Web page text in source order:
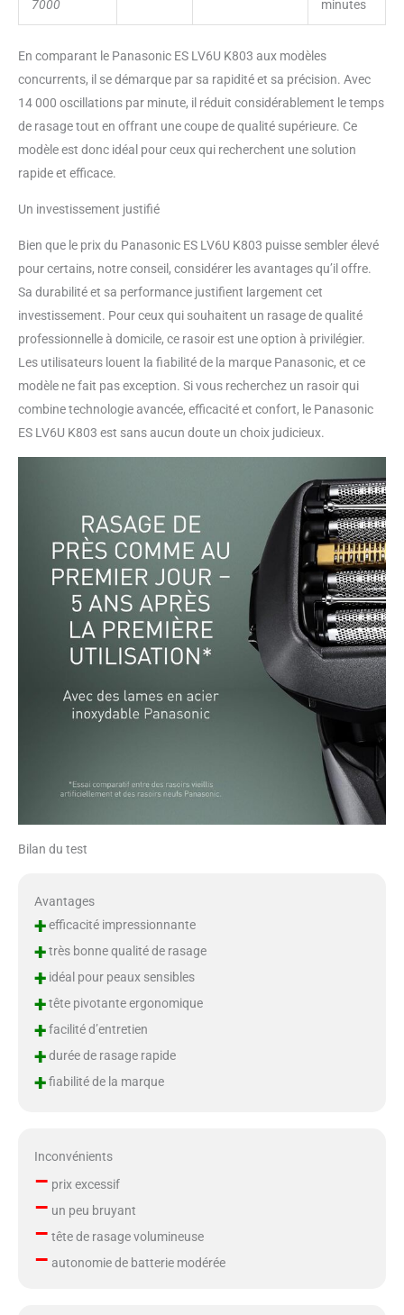
7000
minutes
En comparant le Panasonic ES LV6U K803 aux modèles
concurrents, il se démarque par sa rapidité et sa précision. Avec
14 000 oscillations par minute, il réduit considérablement le temps
de rasage tout en offrant une coupe de qualité supérieure. Ce
modèle est donc idéal pour ceux qui recherchent une solution
rapide et efficace.
Un investissement justifié
Bien que le prix du Panasonic ES LV6U K803 puisse sembler élevé
pour certains, notre conseil, considérer les avantages qu’il offre.
Sa durabilité et sa performance justifient largement cet
investissement. Pour ceux qui souhaitent un rasage de qualité
professionnelle à domicile, ce rasoir est une option à privilégier.
Les utilisateurs louent la fiabilité de la marque Panasonic, et ce
modèle ne fait pas exception. Si vous recherchez un rasoir qui
combine technologie avancée, efficacité et confort, le Panasonic
ES LV6U K803 est sans aucun doute un choix judicieux.
Bilan du test
Avantages
+efficacité impressionnante
+très bonne qualité de rasage
+idéal pour peaux sensibles
+tête pivotante ergonomique
+facilité d’entretien
+durée de rasage rapide
+fiabilité de la marque
Inconvénients
– prix excessif
– un peu bruyant
– tête de rasage volumineuse
– autonomie de batterie modérée